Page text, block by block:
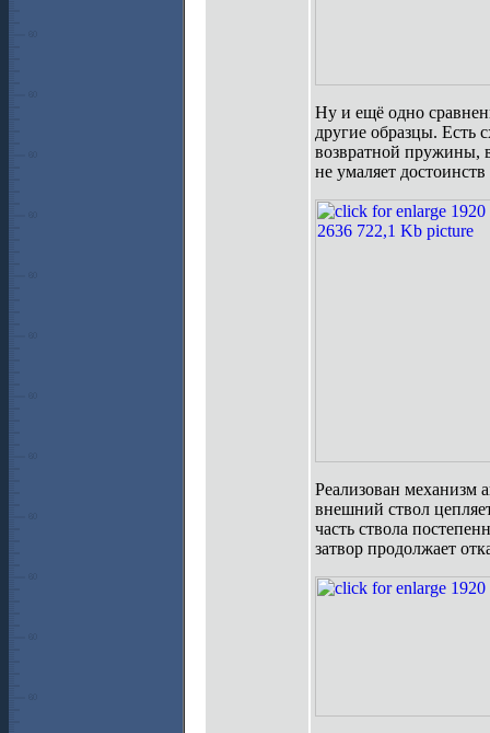
Ну и ещё одно
другие образцы. Есть
возвратной пружины, в
не умаляет
Реализован механизм
внешний ствол
часть ствола
затвор продолжает